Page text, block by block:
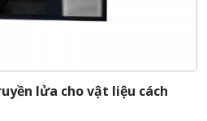
lửa cho vật liệu cách